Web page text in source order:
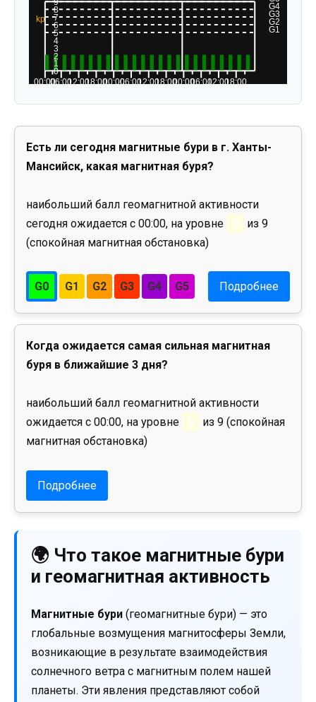
Есть ли сегодня магнитные бури в г. Ханты-
Мансийск, какая магнитная буря?
наибольший балл геомагнитной активности
сегодня ожидается с 00:00, на уровне
0
из 9
(спокойная магнитная обстановка)
G0 G1 G2 G3 G4 G5 Подробнее
Когда ожидается самая сильная магнитная
буря в ближайшие 3 дня?
наибольший балл геомагнитной активности
ожидается с 00:00, на уровне
0
из 9 (спокойная
магнитная обстановка)
Подробнее
🌍 Что такое магнитные бури
и геомагнитная активность
Магнитные бури (геомагнитные бури) — это
глобальные возмущения магнитосферы Земли,
возникающие в результате взаимодействия
солнечного ветра с магнитным полем нашей
планеты. Эти явления представляют собой